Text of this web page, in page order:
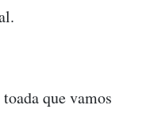
que vamos